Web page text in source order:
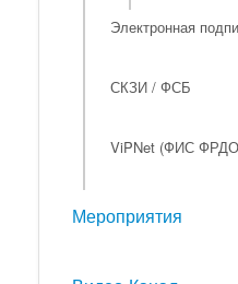
Электронная
СКЗИ / ФСБ
ViPNet (ФИС
Мероприятия